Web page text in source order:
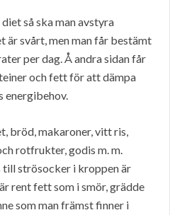
så ska man avstyra
är svårt, men man får bestämt
per dag. Å andra sidan får
och fett för att dämpa
energibehov.
bröd, makaroner, vitt ris,
rotfrukter, godis m. m.
till strösocker i kroppen är
rent fett som i smör, grädde
som man främst finner i